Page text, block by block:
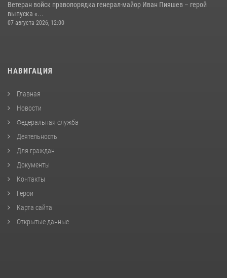
Ветеран войск правопорядка генерал-майор Иван Пияшев – герой
выпуска «...
07 августа 2026, 12:00
НАВИГАЦИЯ
Главная
Новости
Федеральная служба
Деятельность
Для граждан
Документы
Контакты
Герои
Карта сайта
Открытые данные